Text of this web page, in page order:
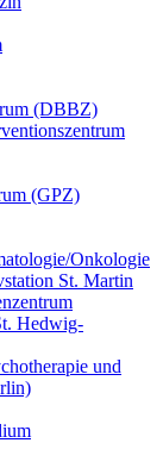
(DBBZ)
(GPZ)
Onkologie
St. Martin
Hedwig-
und